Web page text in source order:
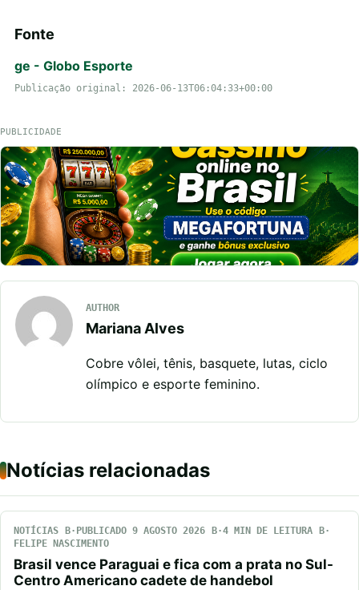
Fonte
ge - Globo Esporte
Publicação original: 2026-06-13T06:04:33+00:00
PUBLICIDADE
AUTHOR
Mariana Alves
Cobre vôlei, tênis, basquete, lutas, ciclo
olímpico e esporte feminino.
Notícias relacionadas
NOTÍCIAS PUBLICADO 9 AGOSTO 2026
4 MIN DE LEITURA
FELIPE NASCIMENTO
Brasil vence Paraguai e fica com a prata no Sul-
Centro Americano cadete de handebol